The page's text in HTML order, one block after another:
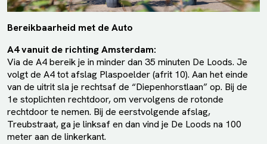
Bereikbaarheid met de Auto
A4 vanuit de richting Amsterdam:
Via de A4 bereik je in minder dan 35 minuten De Loods. Je
volgt de A4 tot afslag Plaspoelder (afrit 10). Aan het einde
van de uitrit sla je rechtsaf de “Diepenhorstlaan” op. Bij de
1e stoplichten rechtdoor, om vervolgens de rotonde
rechtdoor te nemen. Bij de eerstvolgende afslag,
Treubstraat, ga je linksaf en dan vind je De Loods na 100
meter aan de linkerkant.